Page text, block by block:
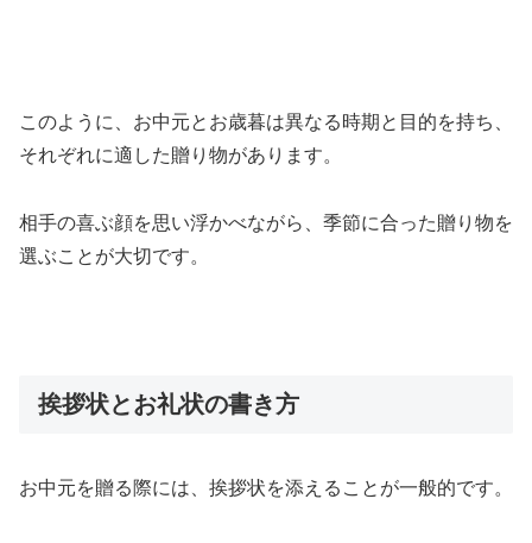
このように、お中元とお歳暮は異なる時期と目的を持ち、
それぞれに適した贈り物があります。
相手の喜ぶ顔を思い浮かべながら、季節に合った贈り物を
選ぶことが大切です。
挨拶状とお礼状の書き方
お中元を贈る際には、挨拶状を添えることが一般的です。